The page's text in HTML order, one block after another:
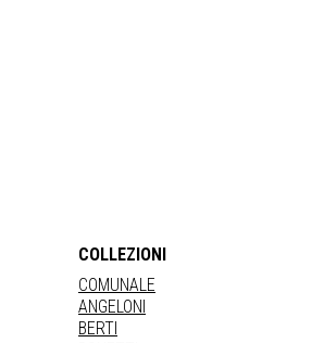
COLLEZIONI
COMUNALE
ANGELONI
BERTI